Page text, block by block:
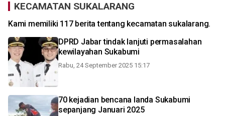
KECAMATAN SUKALARANG
Kami memiliki 117 berita tentang kecamatan sukalarang.
DPRD Jabar tindak lanjuti permasalahan
kewilayahan Sukabumi
Rabu, 24 September 2025 15:17
70 kejadian bencana landa Sukabumi
sepanjang Januari 2025